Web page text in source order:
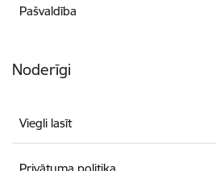
Pašvaldība
Noderīgi
Viegli lasīt